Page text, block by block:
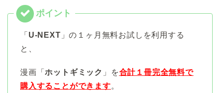
「 U-NEXT 」の１ヶ月無料お試しを利用する
と、
漫画「ホットギミック 」を合計１冊完全無料で
購入することができます。